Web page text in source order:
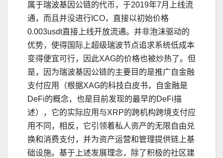
属于瑞波基因公链的代币，于2019年7月上线流
通，而且并没进行ICO，直接以初始价格
0.003usdt直接上线开放流通。并非泡沫驱动的
优势，使得国际上超级瑞波节点追求系统低成本
变得便宜可行，因此XAG的价格也被炒热了。但
是，因为瑞波基因公链的主要目的是推广自金融
支付应用（根据XAG的科技白皮书，自金融是
DeFi的概念，也是目前发现的最早的DeFi描
述），它的实际应用与XRP的跨机构跨境支付应
用不同，相反，它引领着私人资产的无限自由兑
换和消费支付，并为资产运营和管理提供链上基
础设施。基于上述发展理念，除了积极的社区建